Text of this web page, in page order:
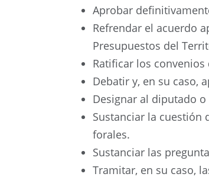
Aprobar
Refrendar el acuerdo
Presupuestos del
Ratificar los
Debatir y, en su caso,
Designar al diputado
Sustanciar la cuestión
forales.
Sustanciar las
Tramitar, en su caso,